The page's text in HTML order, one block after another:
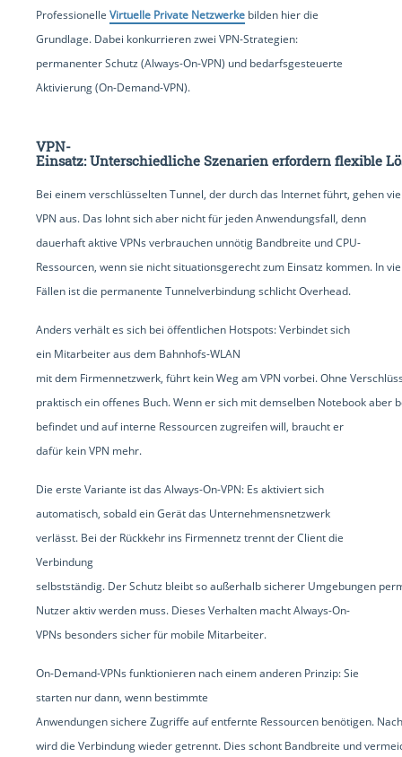
Professionelle Virtuelle Private Netzwerke bilden hier die
Grundlage. Dabei konkurrieren zwei VPN-Strategien:
permanenter Schutz (Always-On-VPN) und bedarfsgesteuerte
Aktivierung (On-Demand-VPN).
VPN-
Einsatz: Unterschiedliche Szenarien erfordern flexible
Bei einem verschlüsselten Tunnel, der durch das Internet führt, gehen
VPN aus. Das lohnt sich aber nicht für jeden Anwendungsfall, denn
dauerhaft aktive VPNs verbrauchen unnötig Bandbreite und CPU-
Ressourcen, wenn sie nicht situationsgerecht zum Einsatz kommen. In
Fällen ist die permanente Tunnelverbindung schlicht Overhead.
Anders verhält es sich bei öffentlichen Hotspots: Verbindet sich
ein Mitarbeiter aus dem Bahnhofs-WLAN
mit dem Firmennetzwerk, führt kein Weg am VPN vorbei. Ohne
praktisch ein offenes Buch. Wenn er sich mit demselben Notebook aber
befindet und auf interne Ressourcen zugreifen will, braucht er
dafür kein VPN mehr.
Die erste Variante ist das Always-On-VPN: Es aktiviert sich
automatisch, sobald ein Gerät das Unternehmensnetzwerk
verlässt. Bei der Rückkehr ins Firmennetz trennt der Client die
Verbindung
selbstständig. Der Schutz bleibt so außerhalb sicherer Umgebungen
Nutzer aktiv werden muss. Dieses Verhalten macht Always-On-
VPNs besonders sicher für mobile Mitarbeiter.
On-Demand-VPNs funktionieren nach einem anderen Prinzip: Sie
starten nur dann, wenn bestimmte
Anwendungen sichere Zugriffe auf entfernte Ressourcen benötigen.
wird die Verbindung wieder getrennt. Dies schont Bandbreite und